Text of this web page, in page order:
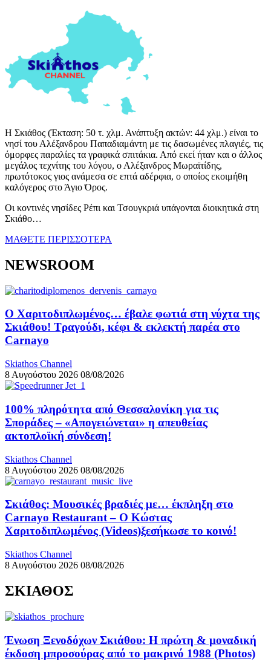
Η Σκιάθος (Έκταση: 50 τ. χλμ. Ανάπτυξη ακτών: 44 χλμ.) είναι το
νησί του Αλέξανδρου Παπαδιαμάντη με τις δασωμένες πλαγιές, τις
όμορφες παραλίες τα γραφικά σπιτάκια. Από εκεί ήταν και ο άλλος
μεγάλος τεχνίτης του λόγου, ο Αλέξανδρος Μωραϊτίδης,
πρωτότοκος γιος ανάμεσα σε επτά αδέρφια, ο οποίος εκοιμήθη
καλόγερος στο Άγιο Όρος.
Οι κοντινές νησίδες Ρέπι και Τσουγκριά υπάγονται διοικητικά στη
Σκιάθο…
ΜΑΘΕΤΕ ΠΕΡΙΣΣΟΤΕΡΑ
NEWSROOM
Ο Χαριτοδιπλωμένος… έβαλε φωτιά στη νύχτα της
Σκιάθου! Τραγούδι, κέφι & εκλεκτή παρέα στο
Carnayo
Skiathos Channel
8 Αυγούστου 2026 08/08/2026
100% πληρότητα από Θεσσαλονίκη για τις
Σποράδες – «Απογειώνεται» η απευθείας
ακτοπλοϊκή σύνδεση!
Skiathos Channel
8 Αυγούστου 2026 08/08/2026
Σκιάθος: Μουσικές βραδιές με… έκπληξη στο
Carnayo Restaurant – Ο Κώστας
Χαριτοδιπλωμένος (Videos)ξεσήκωσε το κοινό!
Skiathos Channel
8 Αυγούστου 2026 08/08/2026
ΣΚΙΑΘΟΣ
Ένωση Ξενοδόχων Σκιάθου: Η πρώτη & μοναδική
έκδοση μπροσούρας από το μακρινό 1988 (Photos)